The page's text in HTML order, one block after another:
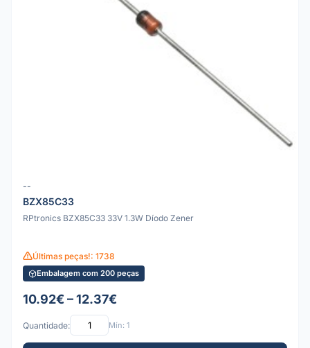
--
BZX85C33
RPtronics BZX85C33 33V 1.3W Díodo Zener
Últimas peças!: 1738
Embalagem com 200 peças
10.92€ – 12.37€
Quantidade: Mín: 1